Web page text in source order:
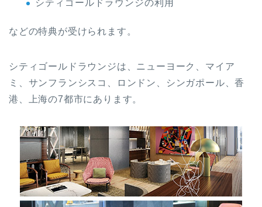
シティゴールドラウンジの利用
などの特典が受けられます。
シティゴールドラウンジは、ニューヨーク、マイア
ミ、サンフランシスコ、ロンドン、シンガポール、香
港、上海の7都市にあります。